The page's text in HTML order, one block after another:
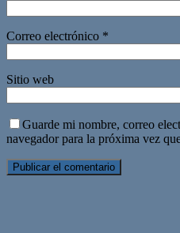
Correo electrónico *
Sitio web
Guarde mi nombre, correo
navegador para la próxima vez